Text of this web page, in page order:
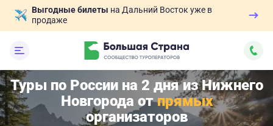
Выгодные билеты на Дальний Восток уже в
продаже
Туры по России на 2 дня из Нижнего
Новгорода отпрямых
организаторов